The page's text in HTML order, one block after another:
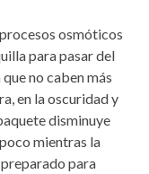
osmóticos
para pasar del
no caben más
en la oscuridad y
disminuye
mientras la
para